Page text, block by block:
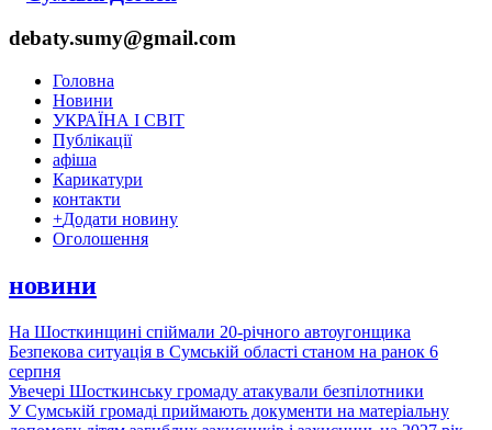
debaty.sumy@gmail.com
Головна
Новини
УКРАЇНА І СВІТ
Публікації
афіша
Карикатури
контакти
+Додати новину
Оголошення
новини
На Шосткинщині спіймали 20-річного автоугонщика
Безпекова ситуація в Сумській області станом на ранок 6
серпня
Увечері Шосткинську громаду атакували безпілотники
У Сумській громаді приймають документи на матеріальну